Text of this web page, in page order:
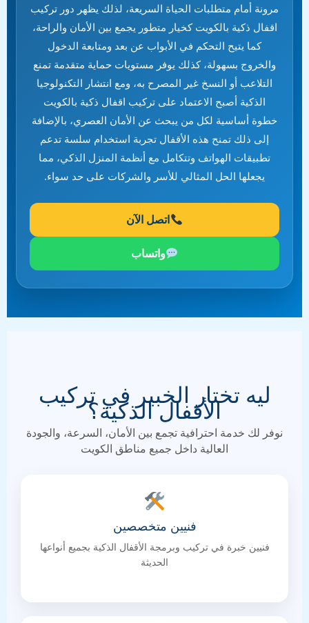
مرونة أمام متطلبات الحياة السريعة، لذلك يظهر دور تركيب
اقفال ذكية بالكويت كخيار متطور يجمع بين الأمان والراحة،
كما يتيح التحكم في الأبواب عن بعد ومتابعة الدخول
والخروج بسهولة، كذلك يوفر مستويات حماية متقدمة تمنع
التلاعب أو النسخ غير المصرح به، ومع انتشار التكنولوجيا
الذكية أصبح الاعتماد على تركيب اقفال ذكية بالكويت
خطوة أساسية لكل من يبحث عن الأمان العصري، بالإضافة
إلى ذلك تمنح هذه الأقفال تجربة استخدام سلسة تدعم
تطبيقات الهواتف وتتكامل مع أنظمة المنزل الذكي، مما
يجعلها الحل المثالي للأسر والشركات على حد سواء.
اتصل الآن
واتساب
ليه تختار الخبير في تركيب
الأقفال الذكية؟
نوفر لك خدمة احترافية تجمع بين الأمان، السرعة، والجودة
العالية داخل جميع مناطق الكويت
فنيين متخصصين
فنيين خبرة في تركيب وبرمجة الأقفال الذكية بجميع أنواعها
الحديثة